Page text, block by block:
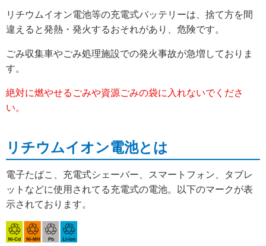
リチウムイオン電池等の充電式バッテリーは、捨て方を間
違えると発熱・発火するおそれがあり、危険です。
ごみ収集車やごみ処理施設での発火事故が急増しておりま
す。
絶対に燃やせるごみや資源ごみの袋に入れないでくださ
い。
リチウムイオン電池とは
電子たばこ、充電式シェーバー、スマートフォン、タブレ
ットなどに使用されてる充電式の電池。以下のマークが表
示されております。